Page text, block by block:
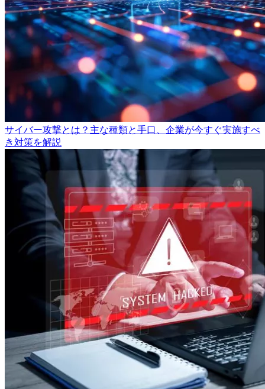
サイバー攻撃とは？主な種類と手口、企業が今すぐ実施すべ
き対策を解説